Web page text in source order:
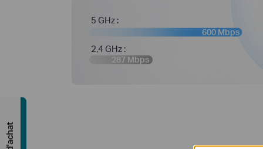
5 GHz :
600 Mbps
2,4 GHz :
287 Mbps